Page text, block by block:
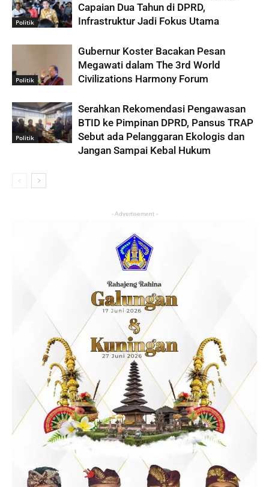
Politik
Capaian Dua Tahun di DPRD,
Infrastruktur Jadi Fokus Utama
Politik
Gubernur Koster Bacakan Pesan
Megawati dalam The 3rd World
Civilizations Harmony Forum
Politik
Serahkan Rekomendasi Pengawasan
BTID ke Pimpinan DPRD, Pansus TRAP
Sebut ada Pelanggaran Ekologis dan
Jangan Sampai Kebal Hukum
- Advertisement -